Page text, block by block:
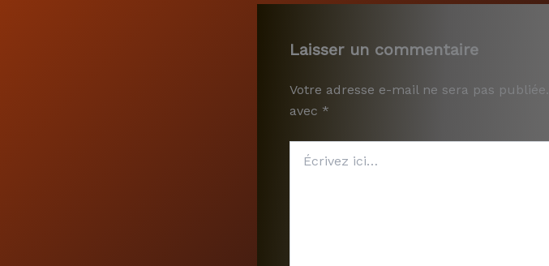
Laisser un commentaire
Votre adresse e-mail ne sera pas publiée.
avec *
ici…